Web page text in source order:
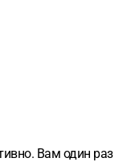
Вам один раз